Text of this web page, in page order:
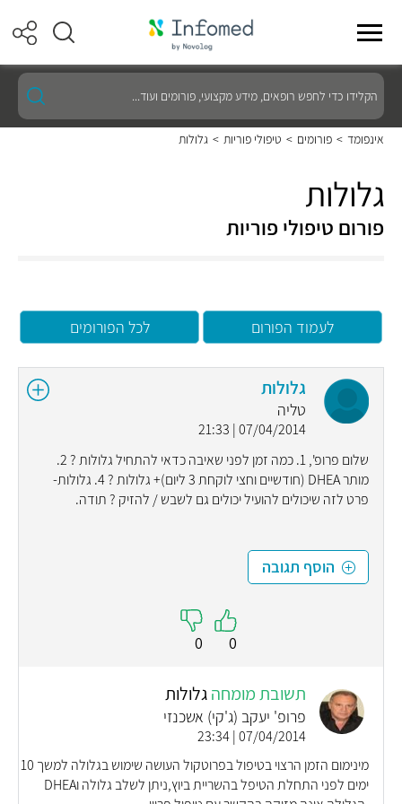
הקלידו
כדי
לחפש
רופאים,
מידע
פורומים
ועוד...
אינפומד > פורומים > טיפולי פוריות > גלולות
גלולות
פורום טיפולי פוריות
לעמוד הפורום לכל הפורומים
גלולות
טליה
07/04/2014 | 21:33
שלום פרופ', 1. כמה זמן לפני שאיבה כדאי להתחיל גלולות ? 2.
מותר DHEA (חודשיים וחצי לוקחת 3 ליום)+ גלולות ? 4. גלולות-
פרט לזה שיכולים להועיל יכולים גם לשבש / להזיק ? תודה.
הוסף תגובה
0
0
תשובת מומחהגלולות
פרופ' יעקב (ג'קי) אשכנזי
07/04/2014 | 23:34
מינימום הזמן הרצוי בטיפול בפרוטקול העושה שימוש בגלולה למשך 10
ימים לפני התחלת הטיפל בהשריית ביוץ,ניתן לשלב גלולה וDHEA